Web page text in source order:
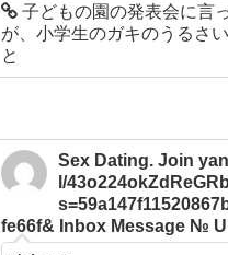
子どもの園の発表会に言
が、小学生のガキのうるさ
と
Sex Dating. Join
l/
fe66f& Inbox Message №